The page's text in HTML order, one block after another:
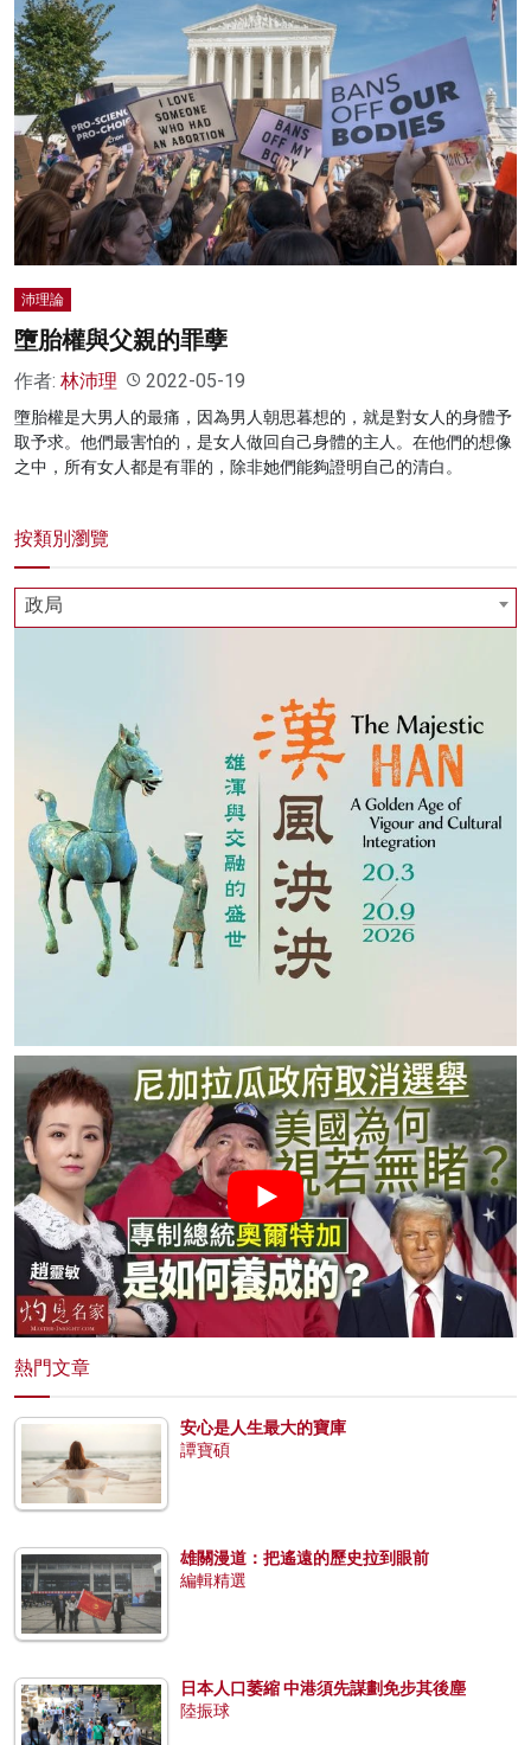
沛理論
墮胎權與父親的罪孽
作者: 林沛理 2022-05-19
墮胎權是大男人的最痛，因為男人朝思暮想的，就是對女人的身體予
取予求。他們最害怕的，是女人做回自己身體的主人。在他們的想像
之中，所有女人都是有罪的，除非她們能夠證明自己的清白。
按類別瀏覽
政局
熱門文章
安心是人生最大的寶庫
譚寶碩
雄關漫道：把遙遠的歷史拉到眼前
編輯精選
日本人口萎縮 中港須先謀劃免步其後塵
陸振球